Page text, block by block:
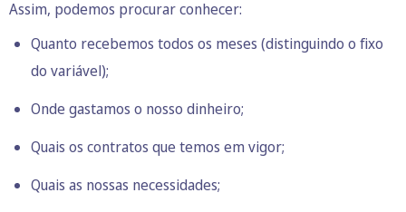
Assim, podemos procurar conhecer:
Quanto recebemos todos os meses (distinguindo o fixo
do variável);
Onde gastamos o nosso dinheiro;
Quais os contratos que temos em vigor;
Quais as nossas necessidades;